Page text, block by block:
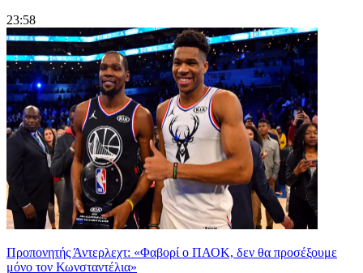
23:58
Προπονητής Άντερλεχτ: «Φαβορί ο ΠΑΟΚ, δεν θα προσέξουμε
μόνο τον Κωνσταντέλια»